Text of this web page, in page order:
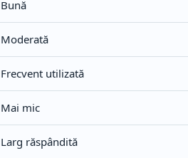
Bună
Moderată
Frecvent utilizată
Mai mic
Larg răspândită